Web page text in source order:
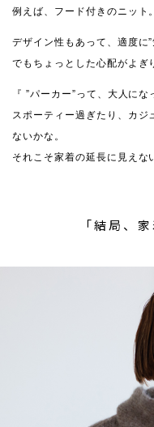
例えば、フード付きのニット。
デザイン性もあって、適度に”
でもちょっとした心配がよぎ
『 ”パーカー”って、大人に
スポーティー過ぎたり、カジ
ないかな。
それこそ家着の延長に見えな
「結局、